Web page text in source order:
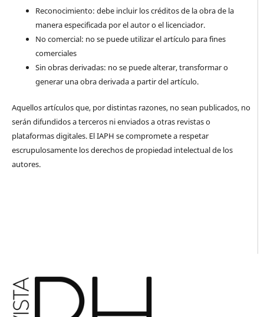
Reconocimiento: debe incluir los créditos de la obra de la
manera especificada por el autor o el licenciador.
No comercial: no se puede utilizar el artículo para fines
comerciales
Sin obras derivadas: no se puede alterar, transformar o
generar una obra derivada a partir del artículo.
Aquellos artículos que, por distintas razones, no sean publicados, no
serán difundidos a terceros ni enviados a otras revistas o
plataformas digitales. El IAPH se compromete a respetar
escrupulosamente los derechos de propiedad intelectual de los
autores.